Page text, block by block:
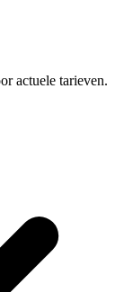
actuele tarieven.